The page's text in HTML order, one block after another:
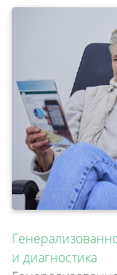
и диагностика